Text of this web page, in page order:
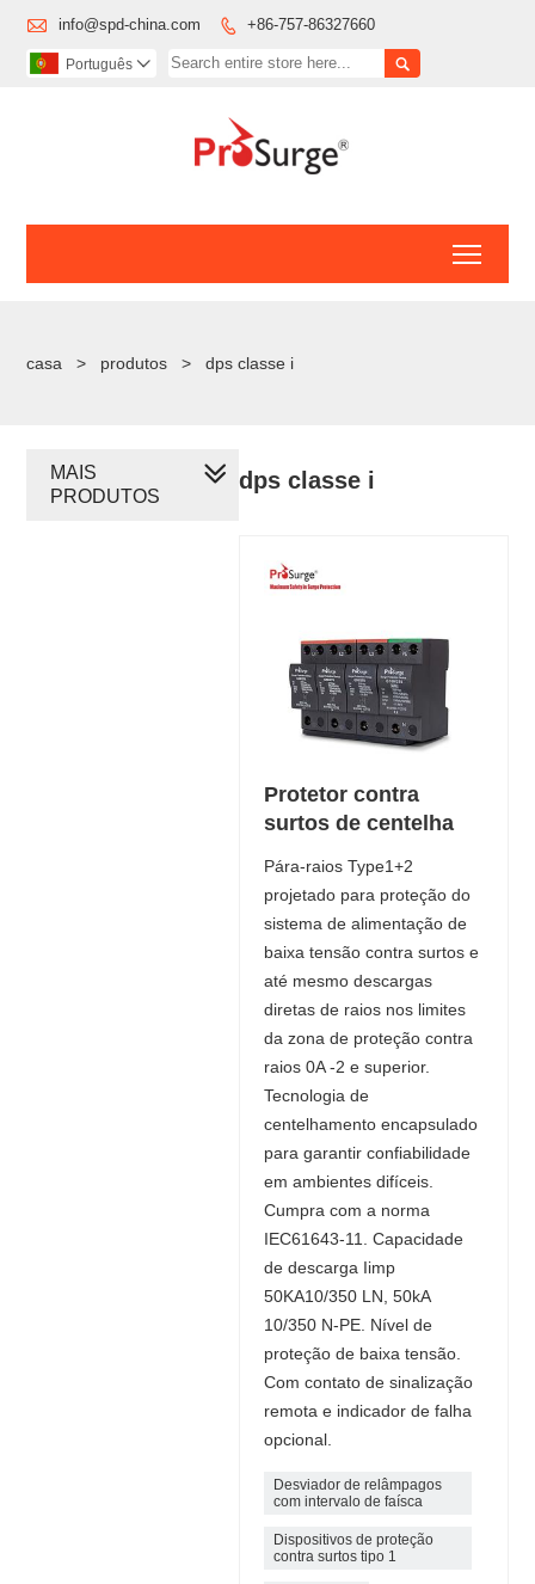
 info@spd-china.com  +86-757-86327660

Português 
casa > produtos > dps classe i
dps classe i
Protetor contra
surtos de centelha
Pára-raios Type1+2
projetado para proteção do
sistema de alimentação de
baixa tensão contra surtos e
até mesmo descargas
diretas de raios nos limites
da zona de proteção contra
raios 0A -2 e superior.
Tecnologia de
centelhamento encapsulado
para garantir confiabilidade
em ambientes difíceis.
Cumpra com a norma
IEC61643-11. Capacidade
de descarga Iimp
50KA10/350 LN, 50kA
10/350 N-PE. Nível de
proteção de baixa tensão.
Com contato de sinalização
remota e indicador de falha
opcional.
Desviador de relâmpagos
com intervalo de faísca
Dispositivos de proteção
contra surtos tipo 1
MAIS
PRODUTOS